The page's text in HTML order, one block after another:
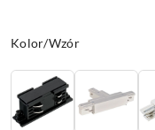
Wariant
Kolor/Wzór